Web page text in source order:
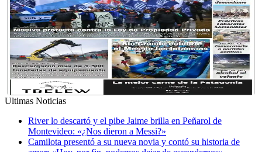
Ultimas Noticias
River lo descartó y el pibe Jaime brilla en Peñarol de
Montevideo: «¿Nos dieron a Messi?»
Camilota presentó a su nueva novia y contó su historia de